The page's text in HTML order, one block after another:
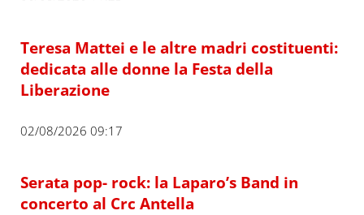
Teresa Mattei e le altre madri costituenti:
dedicata alle donne la Festa della
Liberazione
02/08/2026 09:17
Serata pop- rock: la Laparo’s Band in
concerto al Crc Antella